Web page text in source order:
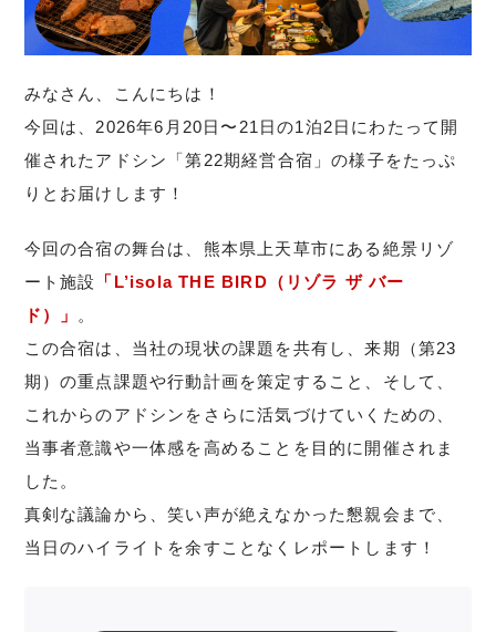
みなさん、こんにちは！
今回は、2026年6月20日〜21日の1泊2日にわたって開
催されたアドシン「第22期経営合宿」の様子をたっぷ
りとお届けします！
今回の合宿の舞台は、熊本県上天草市にある絶景リゾ
ート施設
「L’isola THE BIRD（リゾラ ザ バー
ド）」
。
この合宿は、当社の現状の課題を共有し、来期（第23
期）の重点課題や行動計画を策定すること、そして、
これからのアドシンをさらに活気づけていくための、
当事者意識や一体感を高めることを目的に開催されま
した。
真剣な議論から、笑い声が絶えなかった懇親会まで、
当日のハイライトを余すことなくレポートします！